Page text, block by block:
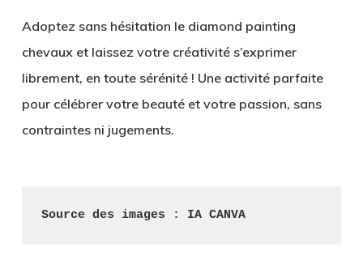
Adoptez sans hésitation le diamond painting
chevaux et laissez votre créativité s’exprimer
librement, en toute sérénité ! Une activité parfaite
pour célébrer votre beauté et votre passion, sans
contraintes ni jugements.
Source des images : IA CANVA